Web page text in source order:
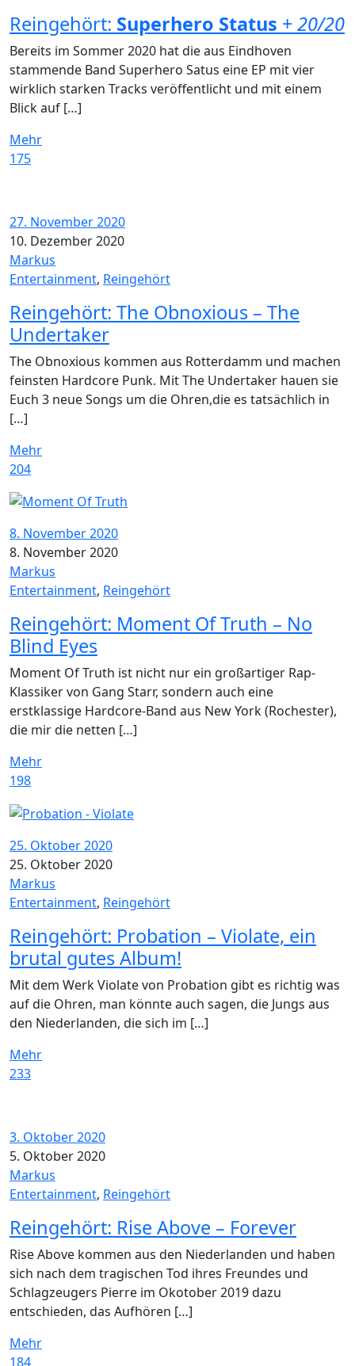
Reingehört: Superhero Status +20/20
Bereits im Sommer 2020 hat die aus Eindhoven
stammende Band Superhero Satus eine EP mit vier
wirklich starken Tracks veröffentlicht und mit einem
Blick auf […]
Mehr
175
27. November 2020
10. Dezember 2020
Markus
Entertainment, Reingehört
Reingehört: The Obnoxious – The
Undertaker
The Obnoxious kommen aus Rotterdamm und machen
feinsten Hardcore Punk. Mit The Undertaker hauen sie
Euch 3 neue Songs um die Ohren,die es tatsächlich in
[…]
Mehr
204
8. November 2020
8. November 2020
Markus
Entertainment, Reingehört
Reingehört: Moment Of Truth – No
Blind Eyes
Moment Of Truth ist nicht nur ein großartiger Rap-
Klassiker von Gang Starr, sondern auch eine
erstklassige Hardcore-Band aus New York (Rochester),
die mir die netten […]
Mehr
198
25. Oktober 2020
25. Oktober 2020
Markus
Entertainment, Reingehört
Reingehört: Probation – Violate, ein
brutal gutes Album!
Mit dem Werk Violate von Probation gibt es richtig was
auf die Ohren, man könnte auch sagen, die Jungs aus
den Niederlanden, die sich im […]
Mehr
233
3. Oktober 2020
5. Oktober 2020
Markus
Entertainment, Reingehört
Reingehört: Rise Above – Forever
Rise Above kommen aus den Niederlanden und haben
sich nach dem tragischen Tod ihres Freundes und
Schlagzeugers Pierre im Okotober 2019 dazu
entschieden, das Aufhören […]
Mehr
184